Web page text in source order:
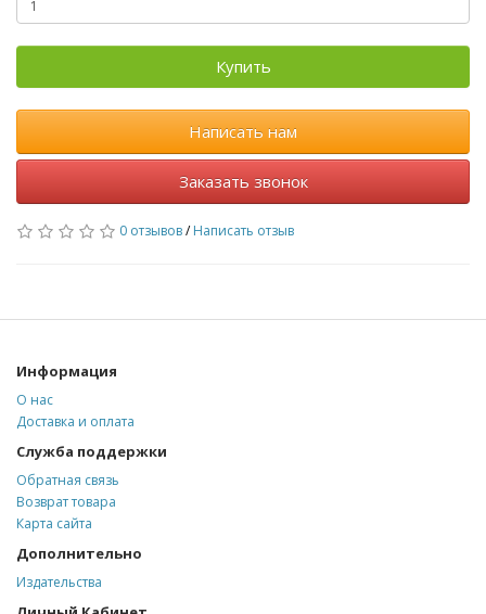
Купить
Написать нам
Заказать звонок
0 отзывов/Написать отзыв
Информация
О нас
Доставка и оплата
Служба поддержки
Обратная связь
Возврат товара
Карта сайта
Дополнительно
Издательства